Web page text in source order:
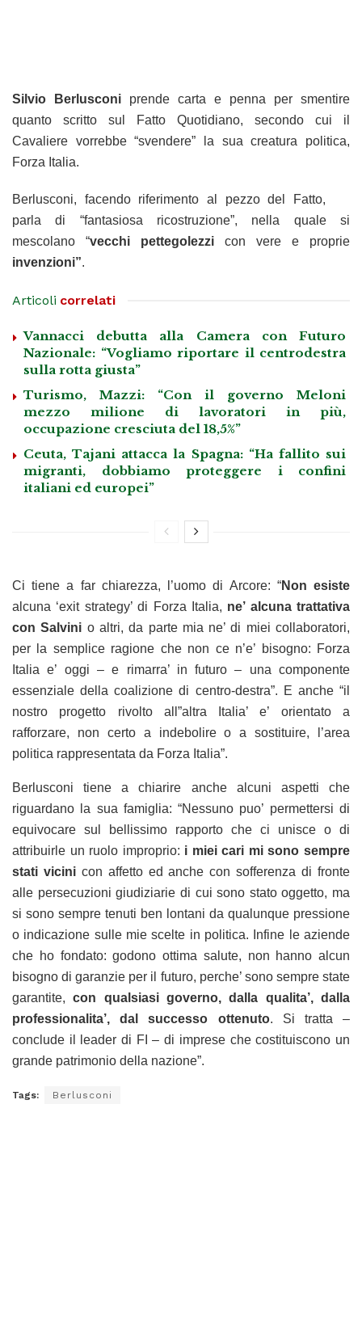
Silvio Berlusconi prende carta e penna per smentire
quanto scritto sul Fatto Quotidiano, secondo cui il
Cavaliere vorrebbe “svendere” la sua creatura politica,
Forza Italia.
Berlusconi, facendo riferimento al pezzo del Fatto,
parla di “fantasiosa ricostruzione”, nella quale si
mescolano “vecchi pettegolezzi con vere e proprie
invenzioni”.
Articoli correlati
Vannacci debutta alla Camera con Futuro
Nazionale: “Vogliamo riportare il centrodestra
sulla rotta giusta”
Turismo, Mazzi: “Con il governo Meloni
mezzo milione di lavoratori in più,
occupazione cresciuta del 18,5%”
Ceuta, Tajani attacca la Spagna: “Ha fallito sui
migranti, dobbiamo proteggere i confini
italiani ed europei”
Ci tiene a far chiarezza, l’uomo di Arcore: “Non esiste
alcuna ‘exit strategy’ di Forza Italia, ne’ alcuna trattativa
con Salvini o altri, da parte mia ne’ di miei collaboratori,
per la semplice ragione che non ce n’e’ bisogno: Forza
Italia e’ oggi – e rimarra’ in futuro – una componente
essenziale della coalizione di centro-destra”. E anche “il
nostro progetto rivolto all”altra Italia’ e’ orientato a
rafforzare, non certo a indebolire o a sostituire, l’area
politica rappresentata da Forza Italia”.
Berlusconi tiene a chiarire anche alcuni aspetti che
riguardano la sua famiglia: “Nessuno puo’ permettersi di
equivocare sul bellissimo rapporto che ci unisce o di
attribuirle un ruolo improprio: i miei cari mi sono sempre
stati vicini con affetto ed anche con sofferenza di fronte
alle persecuzioni giudiziarie di cui sono stato oggetto, ma
si sono sempre tenuti ben lontani da qualunque pressione
o indicazione sulle mie scelte in politica. Infine le aziende
che ho fondato: godono ottima salute, non hanno alcun
bisogno di garanzie per il futuro, perche’ sono sempre state
garantite,con qualsiasi governo, dalla qualita’, dalla
professionalita’, dal successo ottenuto. Si tratta –
conclude il leader di FI – di imprese che costituiscono un
grande patrimonio della nazione”.
Tags: Berlusconi